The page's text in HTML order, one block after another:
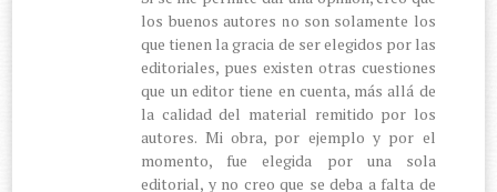
los buenos autores no son solamente los
que tienen la gracia de ser elegidos por las
editoriales, pues existen otras cuestiones
que un editor tiene en cuenta, más allá de
la calidad del material remitido por los
autores. Mi obra, por ejemplo y por el
momento, fue elegida por una sola
editorial, y no creo que se deba a falta de